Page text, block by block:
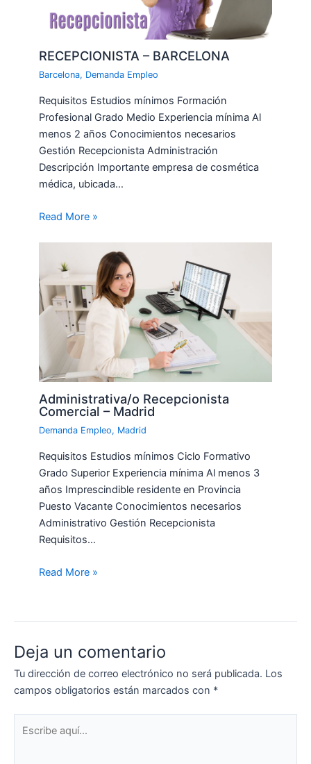
RECEPCIONISTA – BARCELONA
Barcelona, Demanda Empleo
Requisitos Estudios mínimos Formación
Profesional Grado Medio Experiencia mínima Al
menos 2 años Conocimientos necesarios
Gestión Recepcionista Administración
Descripción Importante empresa de cosmética
médica, ubicada…
Read More »
Administrativa/o Recepcionista
Comercial – Madrid
Demanda Empleo, Madrid
Requisitos Estudios mínimos Ciclo Formativo
Grado Superior Experiencia mínima Al menos 3
años Imprescindible residente en Provincia
Puesto Vacante Conocimientos necesarios
Administrativo Gestión Recepcionista
Requisitos…
Read More »
Deja un comentario
Tu dirección de correo electrónico no será publicada. Los
campos obligatorios están marcados con *
aquí...